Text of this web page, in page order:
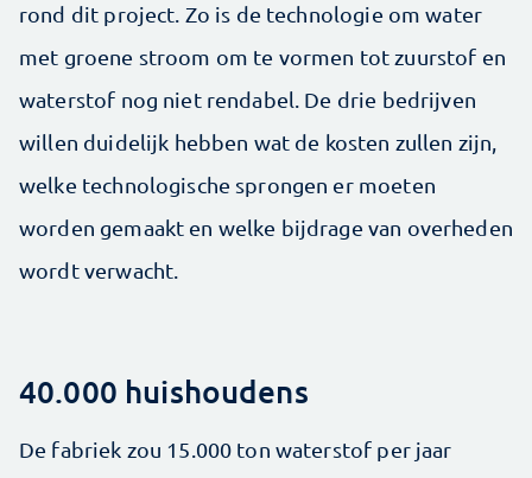
rond dit project. Zo is de technologie om water
met groene stroom om te vormen tot zuurstof en
waterstof nog niet rendabel. De drie bedrijven
willen duidelijk hebben wat de kosten zullen zijn,
welke technologische sprongen er moeten
worden gemaakt en welke bijdrage van overheden
wordt verwacht.
40.000 huishoudens
De fabriek zou 15.000 ton waterstof per jaar